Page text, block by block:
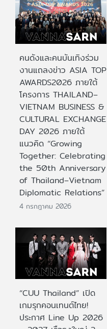
คนดังและคนบันเทิงร่วม
งานแถลงข่าว ASIA TOP
AWARDS2026 ภายใต้
โครงการ THAILAND–
VIETNAM BUSINESS &
CULTURAL EXCHANGE
DAY 2026 ภายใต้
แนวคิด “Growing
Together: Celebrating
the 50th Anniversary
of Thailand–Vietnam
Diplomatic Relations”
4 กรกฎาคม 2026
“CUU Thailand” เปิด
เกมรุกคอนเทนต์ไทย!
ประกาศ Line Up 2026